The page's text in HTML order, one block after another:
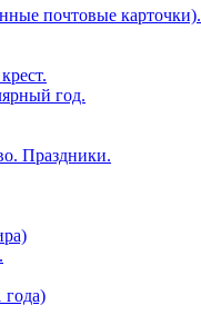
почтовые карточки).
год.
Праздники.